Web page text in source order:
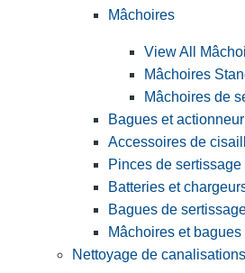
Mâchoires
View All
Mâchoires
Mâchoires de
Bagues et actionneur
Accessoires de
Pinces de sertissage
Batteries et
Bagues de
Mâchoires et
Nettoyage de canalisations